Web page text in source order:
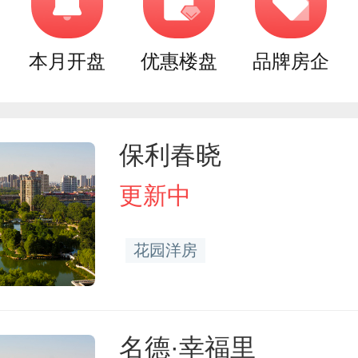
本月开盘 优惠楼盘 品牌房企
保利春晓
更新中
花园洋房
名德·幸福里